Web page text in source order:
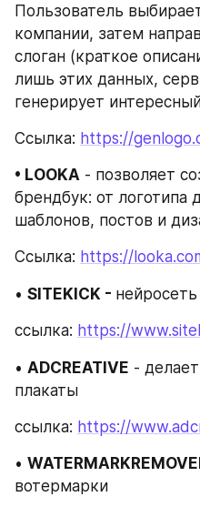
Пользователь
компании, затем
слоган (краткое
лишь этих данных,
генерирует
Ссылка: https://
• LOOKA - позволяет
брендбук: от логотипа
шаблонов, постов и
Ссылка: https://
• SITEKICK -
ссылка: https://
• ADCREATIVE -
плакаты
ссылка: https://
•
вотермарки